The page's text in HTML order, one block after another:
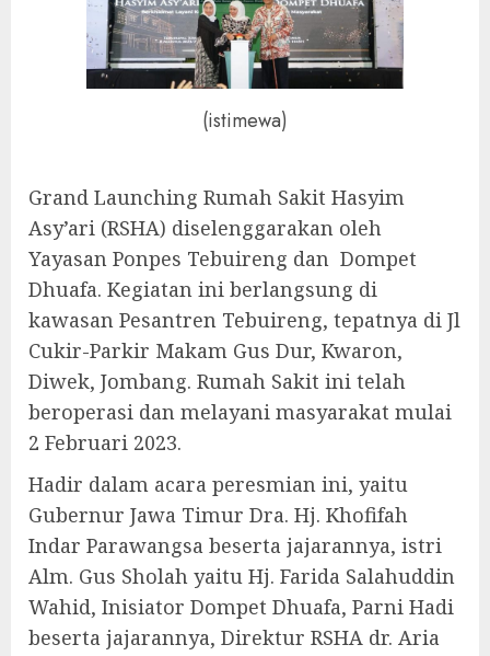
(istimewa)
Grand Launching Rumah Sakit Hasyim
Asy’ari (RSHA) diselenggarakan oleh
Yayasan Ponpes Tebuireng dan Dompet
Dhuafa. Kegiatan ini berlangsung di
kawasan Pesantren Tebuireng, tepatnya di Jl
Cukir-Parkir Makam Gus Dur, Kwaron,
Diwek, Jombang. Rumah Sakit ini telah
beroperasi dan melayani masyarakat mulai
2 Februari 2023.
Hadir dalam acara peresmian ini, yaitu
Gubernur Jawa Timur Dra. Hj. Khofifah
Indar Parawangsa beserta jajarannya, istri
Alm. Gus Sholah yaitu Hj. Farida Salahuddin
Wahid, Inisiator Dompet Dhuafa, Parni Hadi
beserta jajarannya, Direktur RSHA dr. Aria